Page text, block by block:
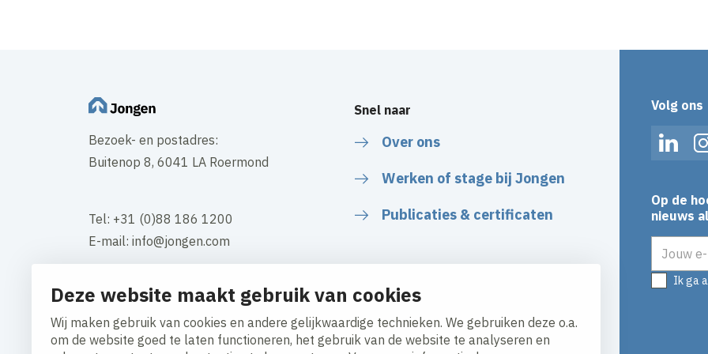
Deze website maakt gebruik van cookies
Wij maken gebruik van cookies en andere gelijkwaardige technieken. We gebruiken deze o.a.
om de website goed te laten functioneren, het gebruik van de website te analyseren en
Bezoek- en postadres:
Buitenop 8, 6041 LA Roermond
Tel: +31 (0)88 186 1200
E-mail: info@jongen.com
Snel naar
Over ons
Werken of stage bij Jongen
Publicaties & certificaten
Volg ons
Op de
nieuws
Ik ga